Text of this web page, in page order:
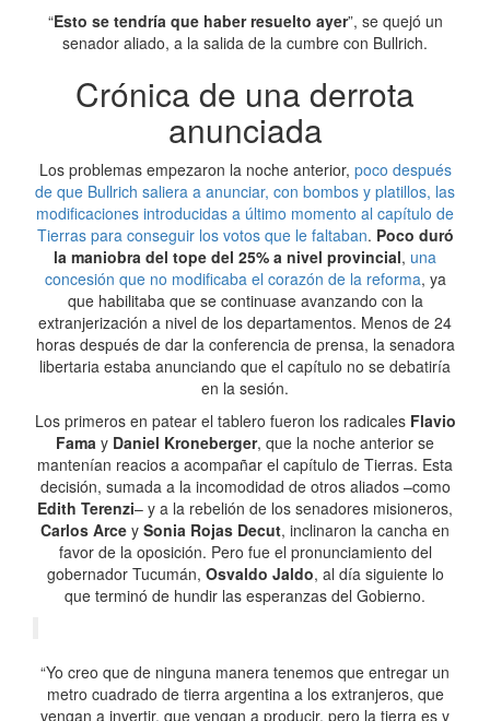
“Esto se tendría que haber resuelto ayer”, se quejó un
senador aliado, a la salida de la cumbre con Bullrich.
Crónica de una derrota
anunciada
Los problemas empezaron la noche anterior, poco después
de que Bullrich saliera a anunciar, con bombos y platillos, las
modificaciones introducidas a último momento al capítulo de
Tierras para conseguir los votos que le faltaban. Poco duró
la maniobra del tope del 25% a nivel provincial, una
concesión que no modificaba el corazón de la reforma, ya
que habilitaba que se continuase avanzando con la
extranjerización a nivel de los departamentos. Menos de 24
horas después de dar la conferencia de prensa, la senadora
libertaria estaba anunciando que el capítulo no se debatiría
en la sesión.
Los primeros en patear el tablero fueron los radicales Flavio
Fama y Daniel Kroneberger, que la noche anterior se
mantenían reacios a acompañar el capítulo de Tierras. Esta
decisión, sumada a la incomodidad de otros aliados –como
Edith Terenzi– y a la rebelión de los senadores misioneros,
Carlos Arce y Sonia Rojas Decut, inclinaron la cancha en
favor de la oposición. Pero fue el pronunciamiento del
gobernador Tucumán, Osvaldo Jaldo, al día siguiente lo
que terminó de hundir las esperanzas del Gobierno.
“Yo creo que de ninguna manera tenemos que entregar un
metro cuadrado de tierra argentina a los extranjeros, que
vengan a invertir, que vengan a producir, pero la tierra es y